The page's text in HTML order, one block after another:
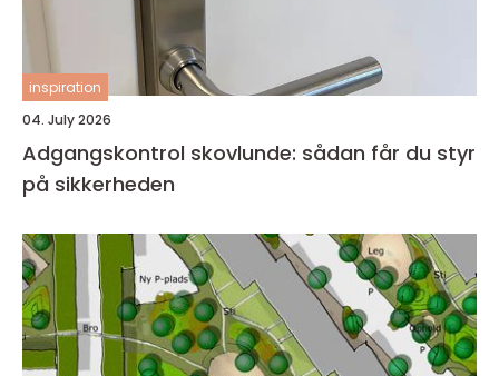
inspiration
04. July 2026
Adgangskontrol skovlunde: sådan får du styr
på sikkerheden